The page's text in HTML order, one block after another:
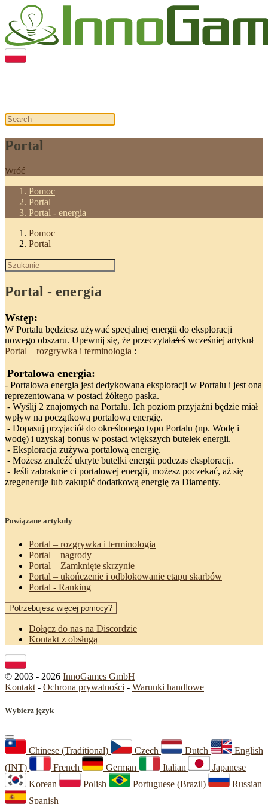
Portal
Wróć
Pomoc
Portal
Portal - energia
Pomoc
Portal
Portal - energia
Wstęp:
W Portalu będziesz używać specjalnej energii do eksploracji
nowego obszaru. Upewnij się, że przeczytała/eś wcześniej artykuł
Portal – rozgrywka i terminologia :
Portalowa energia:
- Portalowa energia jest dedykowana eksploracji w Portalu i jest ona
reprezentowana w postaci żółtego paska.
- Wyślij 2 znajomych na Portalu. Ich poziom przyjaźni będzie miał
wpływ na początkową portalową energię.
- Dopasuj przyjaciół do określonego typu Portalu (np. Wodę i
wodę) i uzyskaj bonus w postaci większych butelek energii.
- Eksploracja zużywa portalową energię.
- Możesz znaleźć ukryte butelki energii podczas eksploracji.
- Jeśli zabraknie ci portalowej energii, możesz poczekać, aż się
zregeneruje lub zakupić dodatkową energię za Diamenty.
Powiązane artykuły
Portal – rozgrywka i terminologia
Portal – nagrody
Portal – Zamknięte skrzynie
Portal – ukończenie i odblokowanie etapu skarbów
Portal - Ranking
Potrzebujesz więcej pomocy?
Dołącz do nas na Discordzie
Kontakt z obsługą
© 2003 - 2026 InnoGames GmbH
Kontakt - Ochrona prywatności - Warunki handlowe
Wybierz język
Chinese (Traditional) Czech Dutch
English
(INT)
French German Italian
Japanese
Korean
Polish Portuguese (Brazil)
Russian
Spanish